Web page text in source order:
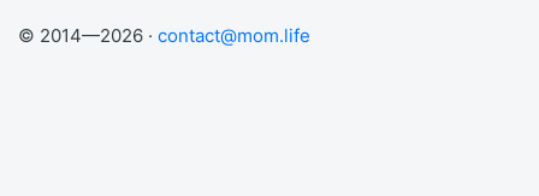
© 2014—2026 · contact@mom.life